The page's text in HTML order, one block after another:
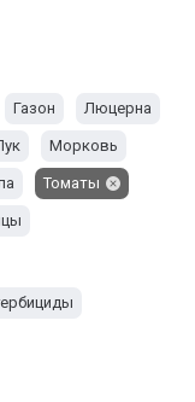
Газон Люцерна
Морковь
Томаты